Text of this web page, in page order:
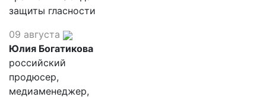
защиты гласности
09 августа
Юлия Богатикова
российский
продюсер,
медиаменеджер,